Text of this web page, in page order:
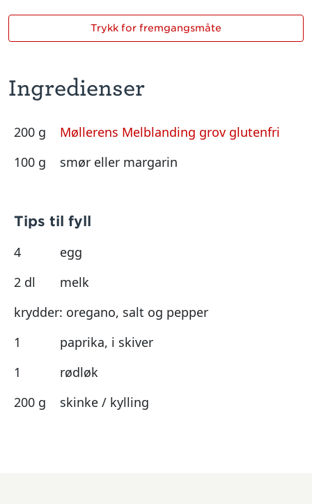
Ingredienser
200 g
Møllerens Melblanding grov glutenfri
100 g
smør eller margarin
Tips til fyll
4
egg
2 dl
melk
krydder: oregano, salt og pepper
1
paprika, i skiver
1
rødløk
200 g
skinke / kylling
Trykk for fremgangsmåte